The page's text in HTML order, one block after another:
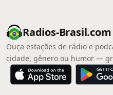
Radios-Brasil.com
Ouça estações de rádio e
cidade, gênero ou humor —